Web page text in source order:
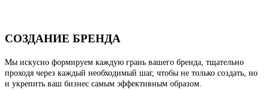
СОЗДАНИЕ БРЕНДА
Мы искусно формируем каждую грань вашего бренда, тщательно
проходя через каждый необходимый шаг, чтобы не только создать, но
и укрепить ваш бизнес самым эффективным образом.